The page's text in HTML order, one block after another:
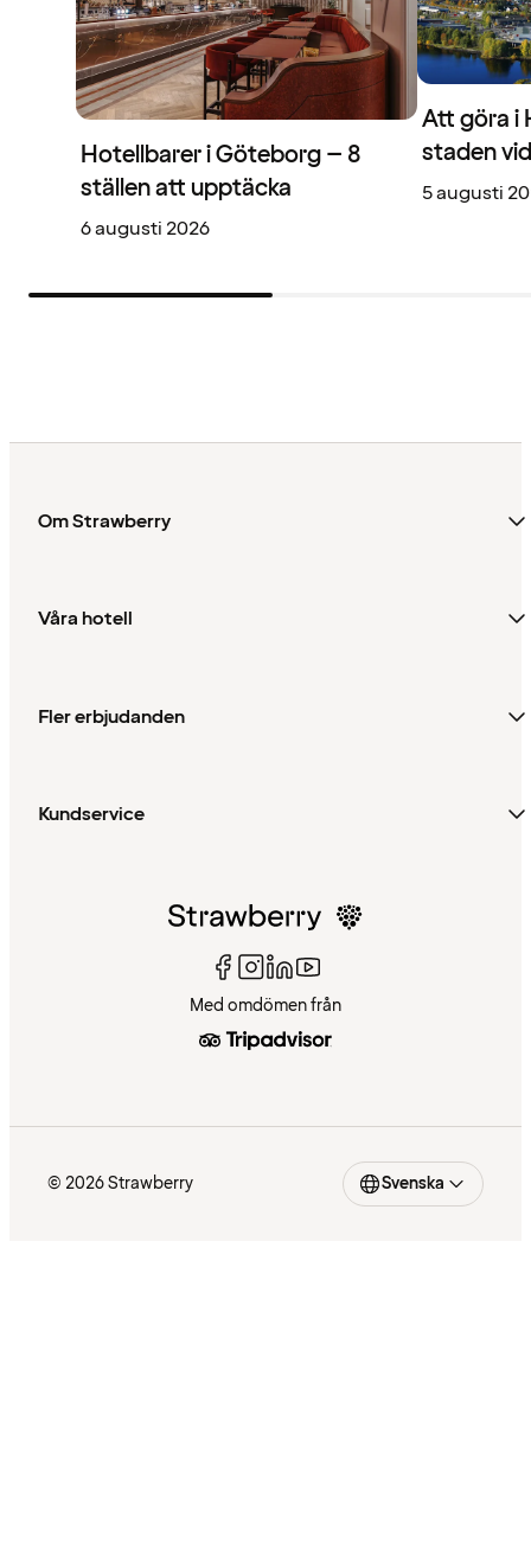
Hotellbarer i Göteborg – 8
ställen att upptäcka
6 augusti 2026
Att göra i
staden
5 augusti
Om Strawberry
Våra hotell
Fler erbjudanden
Kundservice
Med omdömen från
© 2026 Strawberry Svenska